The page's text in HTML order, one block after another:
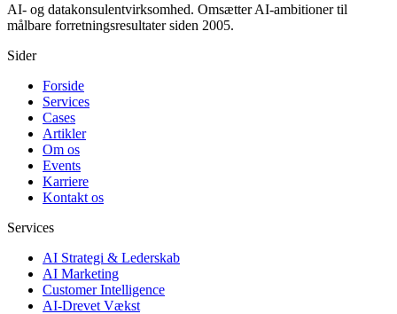
AI- og datakonsulentvirksomhed. Omsætter AI-ambitioner til
målbare forretningsresultater siden 2005.
Sider
Forside
Services
Cases
Artikler
Om os
Events
Karriere
Kontakt os
Services
AI Strategi & Lederskab
AI Marketing
Customer Intelligence
AI-Drevet Vækst